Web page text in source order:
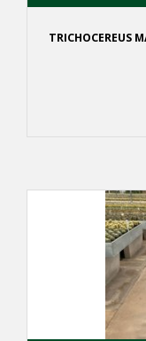
TRICHOCEREUS